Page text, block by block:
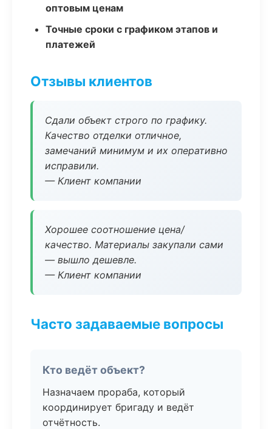
оптовым ценам
Точные сроки с графиком этапов и
платежей
Отзывы клиентов
Сдали объект строго по графику.
Качество отделки отличное,
замечаний минимум и их оперативно
исправили.
— Клиент компании
Хорошее соотношение цена/
качество. Материалы закупали сами
— вышло дешевле.
— Клиент компании
Часто задаваемые вопросы
Кто ведёт объект?
Назначаем прораба, который
координирует бригаду и ведёт
отчётность.